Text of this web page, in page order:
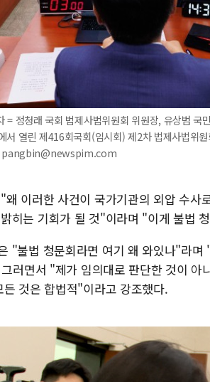
= 정청래 국회 법제사법위원회 위원장, 유상범 국
서 열린 제416회국회(임시회) 제2차 법제사법위
pangbin@newspim.com
이러한 사건이 국가기관의 외압 수사
히는 기회가 될 것"이라며 "이게 불법
"불법 청문회라면 여기 왜 와있나"라
러면서 "제가 임의대로 판단한 것이 아
것은 합법적"이라고 강조했다.